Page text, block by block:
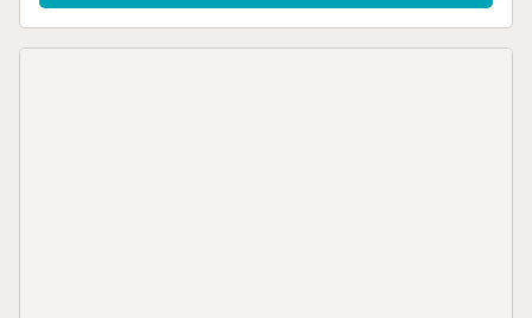
anbefalinger. Hvis du foretrækker komforten af en bil, kan